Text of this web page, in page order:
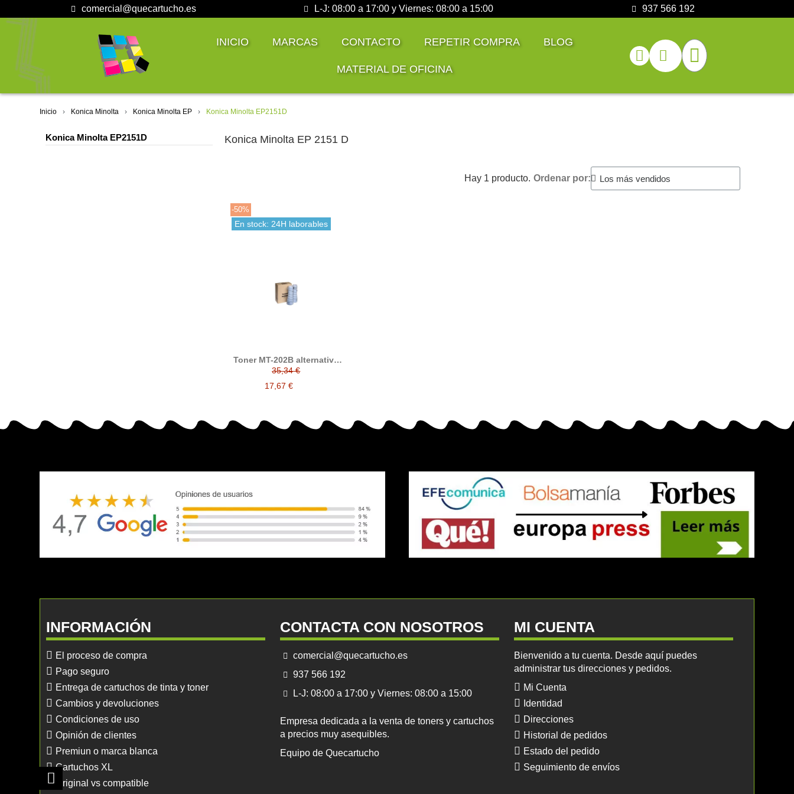
comercial@quecartucho.es L-J: 08:00 a 17:00 y Viernes: 08:00 a 15:00 937 566 192
INICIO MARCAS CONTACTO REPETIR COMPRA BLOG
MATERIAL DE OFICINA
Inicio Konica Minolta Konica Minolta EP Konica Minolta EP2151D
Konica Minolta EP2151D Konica Minolta EP 2151 D
Hay 1 producto. Ordenar por:
-50%
En stock: 24H laborables
Toner MT-202B alternativo
con Konica Minolta
MT202B ( 8935-304 )
35,34 €
17,67 €
INFORMACIÓN
El proceso de compra
Pago seguro
Entrega de cartuchos de tinta y toner
Cambios y devoluciones
Condiciones de uso
Opinión de clientes
Premiun o marca blanca
Cartuchos XL
Original vs compatible
CONTACTA CON NOSOTROS
comercial@quecartucho.es
937 566 192
L-J: 08:00 a 17:00 y Viernes: 08:00 a 15:00
Empresa dedicada a la venta de toners y cartuchos
a precios muy asequibles.
Equipo de Quecartucho
MI CUENTA
Bienvenido a tu cuenta. Desde aquí puedes
administrar tus direcciones y pedidos.
Mi Cuenta
Identidad
Direcciones
Historial de pedidos
Estado del pedido
Seguimiento de envíos